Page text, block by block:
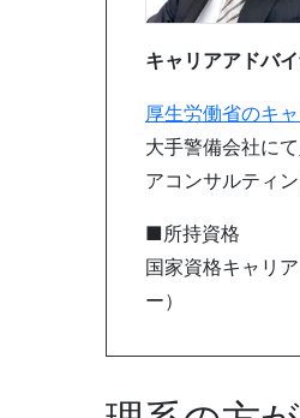
キャリアアドバ
厚生労働省のキ
大手警備会社に
アコンサルティン
■所持資格
国家資格キャリ
ー）